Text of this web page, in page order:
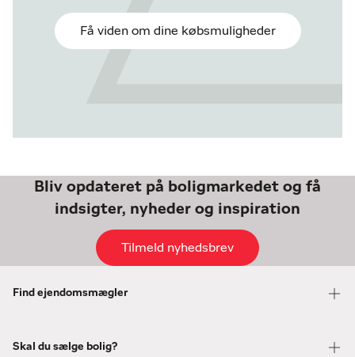
Få viden om dine købsmuligheder
Bliv opdateret på boligmarkedet og få
indsigter, nyheder og inspiration
Tilmeld nyhedsbrev
Find ejendomsmægler
Skal du sælge bolig?